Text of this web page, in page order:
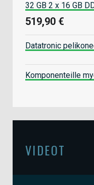
32 GB 2 x 16 GB
519,90 €
Datatronic
Komponenteille
VIDEOT